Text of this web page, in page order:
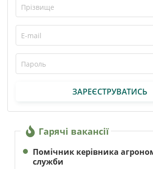
ЗАРЕЄСТРУВАТИСЬ
Гарячі вакансії
Помічник керівника
служби